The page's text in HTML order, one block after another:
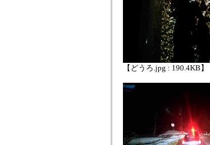
【どうろ.jpg : 190.4KB】